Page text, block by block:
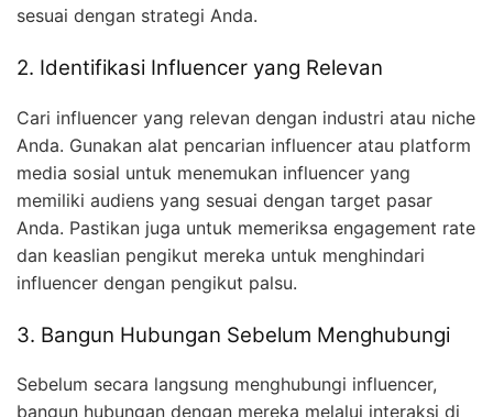
sesuai dengan strategi Anda.
2. Identifikasi Influencer yang Relevan
Cari influencer yang relevan dengan industri atau niche
Anda. Gunakan alat pencarian influencer atau platform
media sosial untuk menemukan influencer yang
memiliki audiens yang sesuai dengan target pasar
Anda. Pastikan juga untuk memeriksa engagement rate
dan keaslian pengikut mereka untuk menghindari
influencer dengan pengikut palsu.
3. Bangun Hubungan Sebelum Menghubungi
Sebelum secara langsung menghubungi influencer,
bangun hubungan dengan mereka melalui interaksi di